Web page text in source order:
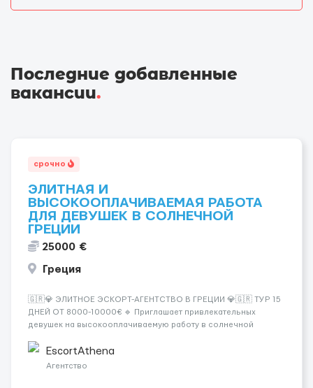
Последние добавленные
вакансии.
срочно
ЭЛИТНАЯ И
ВЫСОКООПЛАЧИВАЕМАЯ РАБОТА
ДЛЯ ДЕВУШЕК В СОЛНЕЧНОЙ
ГРЕЦИИ
25000 €
Греция
🇬🇷💎 ЭЛИТНОЕ ЭСКОРТ-АГЕНТСТВО В ГРЕЦИИ 💎🇬🇷 ТУР 15
ДНЕЙ ОТ 8000-10000€ 🔹 Приглашает привлекательных
девушек на высокооплачиваемую работу в солнечной
хорошие деньги 💶 — это предложение для тебя! 🔹
Требования: ✔️ Возраст от ...
EscortAthena
Агентство